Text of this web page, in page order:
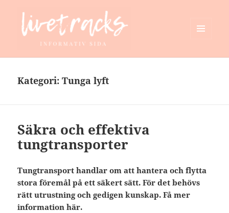
WIDGETS
Kategori:Tunga lyft
Säkra och effektiva
tungtransporter
Tungtransport handlar om att hantera och flytta
stora föremål på ett säkert sätt. För det behövs
rätt utrustning och gedigen kunskap. Få mer
information här.